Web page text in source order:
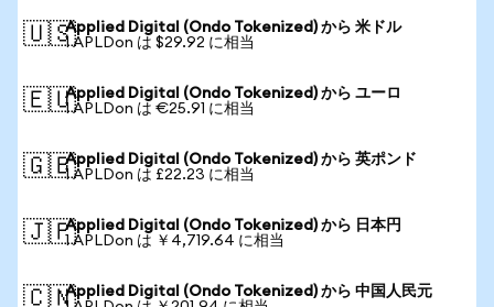
🇺🇸Applied Digital (Ondo Tokenized) から 米ドル
1 APLDon は $29.92 に相当
🇪🇺Applied Digital (Ondo Tokenized) から ユーロ
1 APLDon は €25.91 に相当
🇬🇧Applied Digital (Ondo Tokenized) から 英ポンド
1 APLDon は £22.23 に相当
🇯🇵Applied Digital (Ondo Tokenized) から 日本円
1 APLDon は ￥4,719.64 に相当
🇨🇳Applied Digital (Ondo Tokenized) から 中国人民元